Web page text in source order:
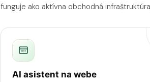
funguje ako aktívna obchodná
AI asistent na webe